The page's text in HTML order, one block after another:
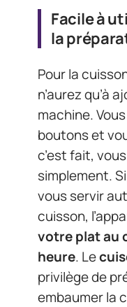
Facile à
la
Pour la
n’aurez qu’à
machine.
boutons et
c’est fait,
simplement.
vous servir
cuisson,
votre plat au
heure. Le
privilège de
embaumer la